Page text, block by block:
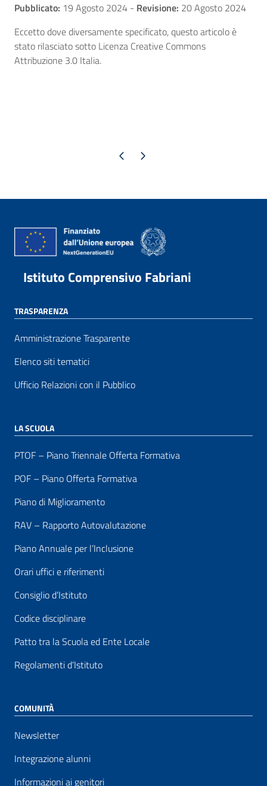
Pubblicato: 19 Agosto 2024 - Revisione: 20 Agosto 2024
Eccetto dove diversamente specificato, questo articolo è
stato rilasciato sotto Licenza Creative Commons
Attribuzione 3.0 Italia.
Pagina precedente
Pagina successiva
Istituto Comprensivo Fabriani
TRASPARENZA
Amministrazione Trasparente
Elenco siti tematici
Ufficio Relazioni con il Pubblico
LA SCUOLA
PTOF – Piano Triennale Offerta Formativa
POF – Piano Offerta Formativa
Piano di Miglioramento
RAV – Rapporto Autovalutazione
Piano Annuale per l’Inclusione
Orari uffici e riferimenti
Consiglio d’Istituto
Codice disciplinare
Patto tra la Scuola ed Ente Locale
Regolamenti d’Istituto
COMUNITÀ
Newsletter
Integrazione alunni
Informazioni ai genitori